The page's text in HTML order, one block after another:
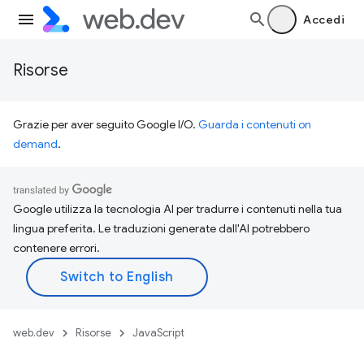
Accedi
Risorse
Grazie per aver seguito Google I/O. Guarda i contenuti on
demand.
Google utilizza la tecnologia AI per tradurre i contenuti nella tua
lingua preferita. Le traduzioni generate dall'AI potrebbero
contenere errori.
web.dev Risorse JavaScript